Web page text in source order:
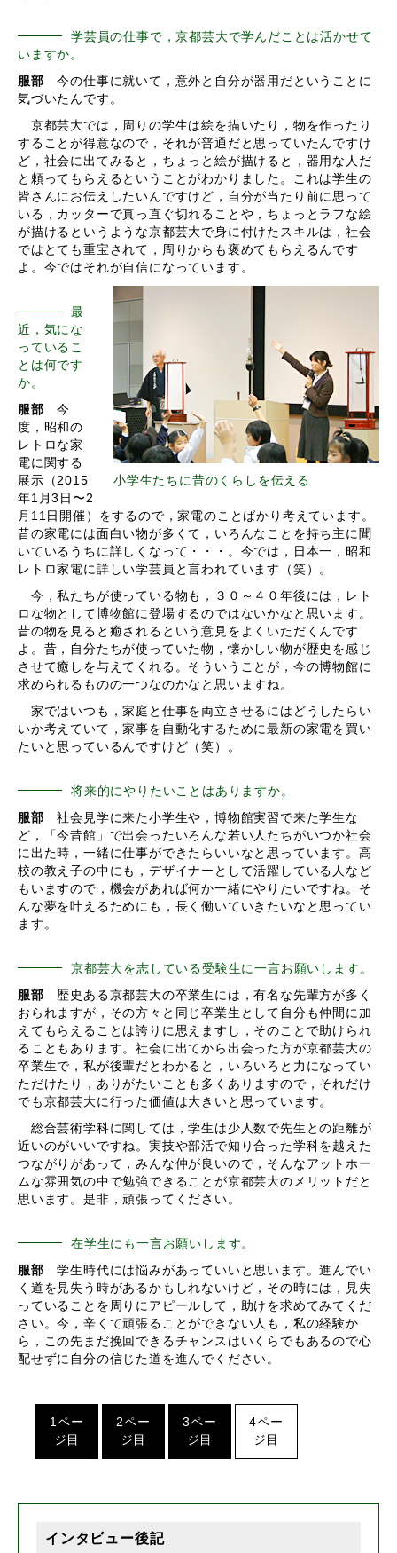
学芸員の仕事で，京都芸大で学んだことは活かせて
いますか。
服部 今の仕事に就いて，意外と自分が器用だということに
気づいたんです。
京都芸大では，周りの学生は絵を描いたり，物を作ったり
することが得意なので，それが普通だと思っていたんですけ
ど，社会に出てみると，ちょっと絵が描けると，器用な人だ
と頼ってもらえるということがわかりました。これは学生の
皆さんにお伝えしたいんですけど，自分が当たり前に思って
いる，カッターで真っ直ぐ切れることや，ちょっとラフな絵
が描けるというような京都芸大で身に付けたスキルは，社会
ではとても重宝されて，周りからも褒めてもらえるんです
よ。今ではそれが自信になっています。
小学生たちに昔のくらしを伝える
最
近，気にな
っているこ
とは何です
か。
服部 今
度，昭和の
レトロな家
電に関する
展示（2015
年1月3日〜2
月11日開催）をするので，家電のことばかり考えています。
昔の家電には面白い物が多くて，いろんなことを持ち主に聞
いているうちに詳しくなって・・・。今では，日本一，昭和
レトロ家電に詳しい学芸員と言われています（笑）。
今，私たちが使っている物も，３０～４０年後には，レト
ロな物として博物館に登場するのではないかなと思います。
昔の物を見ると癒されるという意見をよくいただくんです
よ。昔，自分たちが使っていた物，懐かしい物が歴史を感じ
させて癒しを与えてくれる。そういうことが，今の博物館に
求められるものの一つなのかなと思いますね。
家ではいつも，家庭と仕事を両立させるにはどうしたらい
いか考えていて，家事を自動化するために最新の家電を買い
たいと思っているんですけど（笑）。
将来的にやりたいことはありますか。
服部 社会見学に来た小学生や，博物館実習で来た学生な
ど，「今昔館」で出会ったいろんな若い人たちがいつか社会
に出た時，一緒に仕事ができたらいいなと思っています。高
校の教え子の中にも，デザイナーとして活躍している人など
もいますので，機会があれば何か一緒にやりたいですね。そ
んな夢を叶えるためにも，長く働いていきたいなと思ってい
ます。
京都芸大を志している受験生に一言お願いします。
服部 歴史ある京都芸大の卒業生には，有名な先輩方が多く
おられますが，その方々と同じ卒業生として自分も仲間に加
えてもらえることは誇りに思えますし，そのことで助けられ
ることもあります。社会に出てから出会った方が京都芸大の
卒業生で，私が後輩だとわかると，いろいろと力になってい
ただけたり，ありがたいことも多くありますので，それだけ
でも京都芸大に行った価値は大きいと思っています。
総合芸術学科に関しては，学生は少人数で先生との距離が
近いのがいいですね。実技や部活で知り合った学科を越えた
つながりがあって，みんな仲が良いので，そんなアットホー
ムな雰囲気の中で勉強できることが京都芸大のメリットだと
思います。是非，頑張ってください。
在学生にも一言お願いします。
服部 学生時代には悩みがあっていいと思います。進んでい
く道を見失う時があるかもしれないけど，その時には，見失
っていることを周りにアピールして，助けを求めてみてくだ
さい。今，辛くて頑張ることができない人も，私の経験か
ら，この先まだ挽回できるチャンスはいくらでもあるので心
配せずに自分の信じた道を進んでください。
1ペー
ジ目
2ペー
ジ目
3ペー
ジ目
4ペー
ジ目
インタビュー後記